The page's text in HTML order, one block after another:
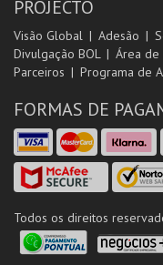
PROJECTO
Visão Global Adesão
Divulgação BOL
Área de
Parceiros
Programa de
FORMAS DE
Todos os direitos